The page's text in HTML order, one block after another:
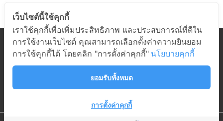
หมวดสินค้า
เกี่ยวกับอมร
ช่วยเหลือ
เว็บไซต์นี้ใช้คุกกี้
เราใช้คุกกี้เพื่อเพิ่มประสิทธิภาพ และประสบการณ์ที่ดีใน
การใช้งานเว็บไซต์ คุณสามารถเลือกตั้งค่าความยินยอม
การใช้คุกกี้ได้ โดยคลิก "การตั้งค่าคุกกี้" นโยบายคุกกี้
ยอมรับทั้งหมด
การตั้งค่าคุกกี้